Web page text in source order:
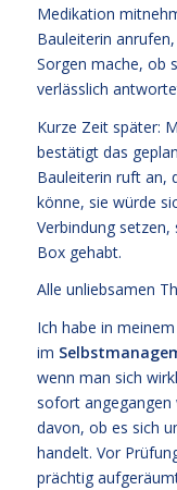
Medikation
Bauleiterin
Sorgen mache, ob
verlässlich
Kurze Zeit später:
bestätigt das
Bauleiterin ruft an,
könne, sie würde
Verbindung
Box gehabt.
Alle unliebsamen
Ich habe in
im
wenn man sich
sofort angegangen
davon, ob es sich
handelt. Vor
prächtig